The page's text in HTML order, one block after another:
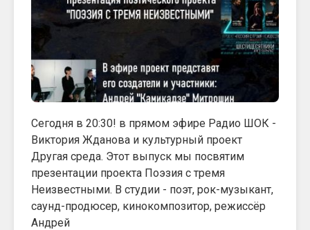
Сегодня в 20:30! в прямом эфире Радио ШОК -
Виктория Жданова и культурный проект
Другая среда. Этот выпуск мы посвятим
презентации проекта Поэзия с тремя
Неизвестными. В студии - поэт, рок-музыкант,
саунд-продюсер, кинокомпозитор, режиссёр
Андрей